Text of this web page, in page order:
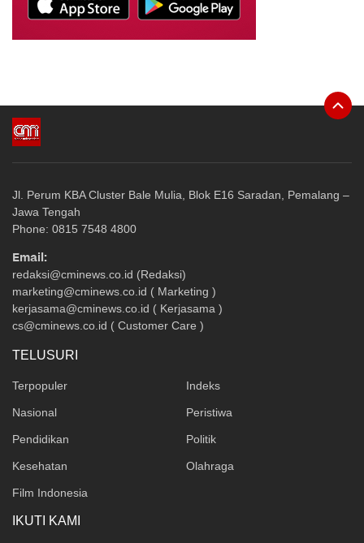
Jl. Perum KBA Cluster Bale Mulia, Blok E16 Saradan, Pemalang –
Jawa Tengah
Phone: 0815 7548 4800
Email:
redaksi@cminews.co.id (Redaksi)
marketing@cminews.co.id ( Marketing )
kerjasama@cminews.co.id ( Kerjasama )
cs@cminews.co.id ( Customer Care )
TELUSURI
Terpopuler Indeks
Nasional Peristiwa
Pendidikan Politik
Kesehatan Olahraga
Film Indonesia
IKUTI KAMI